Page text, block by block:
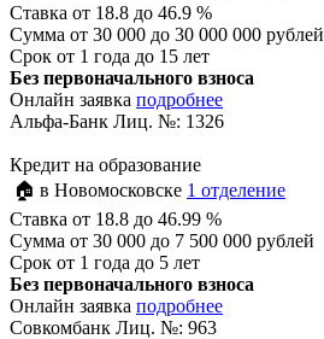
Ставка от 18.8 до 46.9 %
Сумма от 30 000 до 30 000 000 рублей
Срок от 1 года до 15 лет
Без первоначального взноса
Онлайн заявка подробнее
Альфа-Банк Лиц. №: 1326
Кредит на образование
🏠 в Новомосковске 1 отделение
Ставка от 18.8 до 46.99 %
Сумма от 30 000 до 7 500 000 рублей
Срок от 1 года до 5 лет
Без первоначального взноса
Онлайн заявка подробнее
Совкомбанк Лиц. №: 963